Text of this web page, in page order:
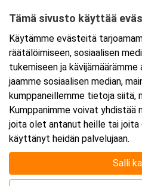
Tarkempi kartta ja ajo-ohjeet
Tämä sivusto käyttää
Käytämme evästeitä
räätälöimiseen, sosiaalisen
tukemiseen ja kävijämäärämme
jaamme sosiaalisen median,
kumppaneillemme tietoja siitä,
Kumppanimme voivat yhdistää
joita olet antanut heille tai joita
käyttänyt heidän palvelujaan.
Salli